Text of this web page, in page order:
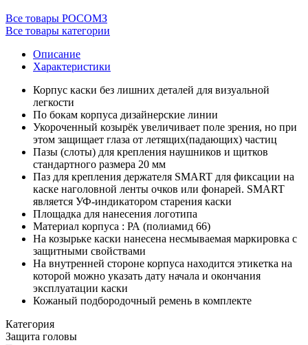
Все товары РОСОМЗ
Все товары категории
Описание
Характеристики
Корпус каски без лишних деталей для визуальной
легкости
По бокам корпуса дизайнерские линии
Укороченный козырёк увеличивает поле зрения, но при
этом защищает глаза от летящих(падающих) частиц
Пазы (слоты) для крепления наушников и щитков
стандартного размера 20 мм
Паз для крепления держателя SMART для фиксации на
каске наголовной ленты очков или фонарей. SMART
является УФ-индикатором старения каски
Площадка для нанесения логотипа
Материал корпуса : РА (полиамид 66)
На козырьке каски нанесена несмываемая маркировка с
защитными свойствами
На внутренней стороне корпуса находится этикетка на
которой можно указать дату начала и окончания
эксплуатации каски
Кожаный подбородочный ремень в комплекте
Категория
Защита головы